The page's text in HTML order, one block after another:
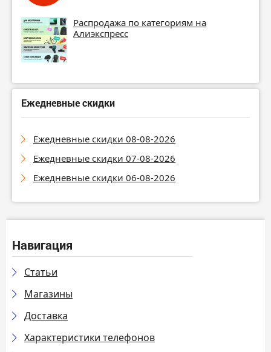
Распродажа по категориям на
Алиэкспресс
Ежедневные скидки
Ежедневные скидки 08-08-2026
Ежедневные скидки 07-08-2026
Ежедневные скидки 06-08-2026
Навигация
Статьи
Магазины
Доставка
Характеристики телефонов